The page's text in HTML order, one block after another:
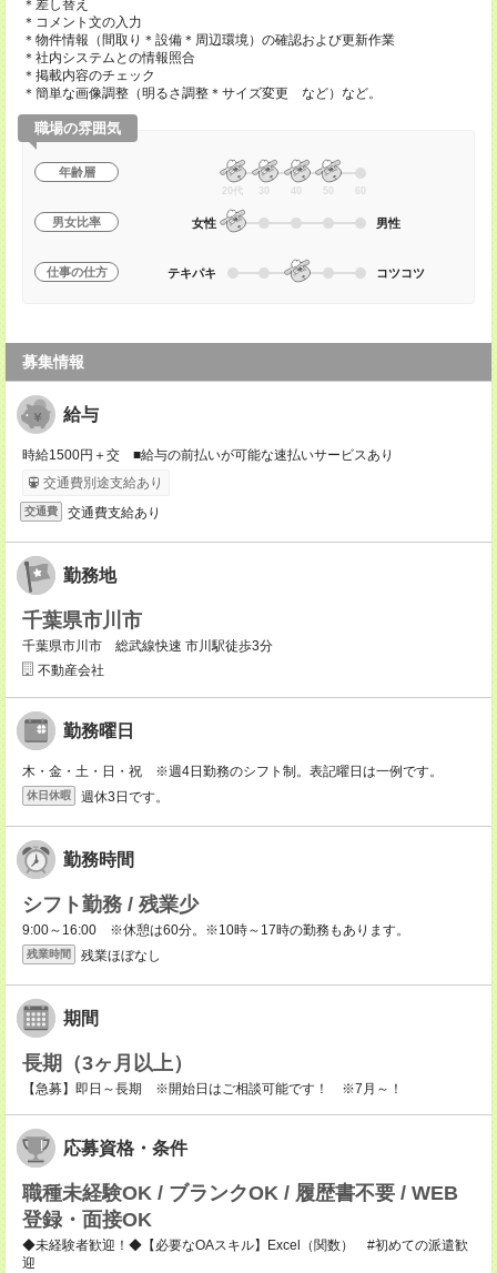
＊差し替え
＊コメント文の入力
＊物件情報（間取り＊設備＊周辺環境）の確認および更新作業
＊社内システムとの情報照合
＊掲載内容のチェック
＊簡単な画像調整（明るさ調整＊サイズ変更 など）など。
職場の雰囲気
年齢層
20代 30 40 50 60
男女比率 女性 男性
仕事の仕方 テキパキ コツコツ
募集情報
給与
時給1500円＋交 ■給与の前払いが可能な速払いサービスあり
交通費別途支給あり
交通費 交通費支給あり
勤務地
千葉県市川市
千葉県市川市 総武線快速 市川駅徒歩3分
不動産会社
勤務曜日
木・金・土・日・祝 ※週4日勤務のシフト制。表記曜日は一例です。
休日休暇 週休3日です。
勤務時間
シフト勤務 / 残業少
9:00～16:00 ※休憩は60分。※10時～17時の勤務もあります。
残業時間 残業ほぼなし
期間
長期（3ヶ月以上）
【急募】即日～長期 ※開始日はご相談可能です！ ※7月～！
応募資格・条件
職種未経験OK / ブランクOK / 履歴書不要 / WEB
登録・面接OK
◆未経験者歓迎！◆【必要なOAスキル】Excel（関数） #初めての派遣歓
迎